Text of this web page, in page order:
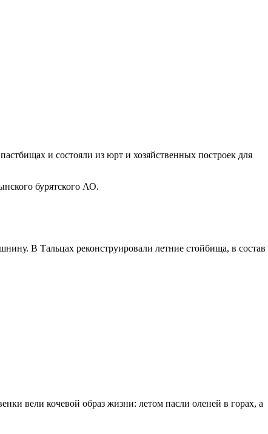
и состояли из юрт и хозяйственных построек для
бурятского АО.
В Тальцах реконструировали летние стойбища, в состав
вели кочевой образ жизни: летом пасли оленей в горах, а